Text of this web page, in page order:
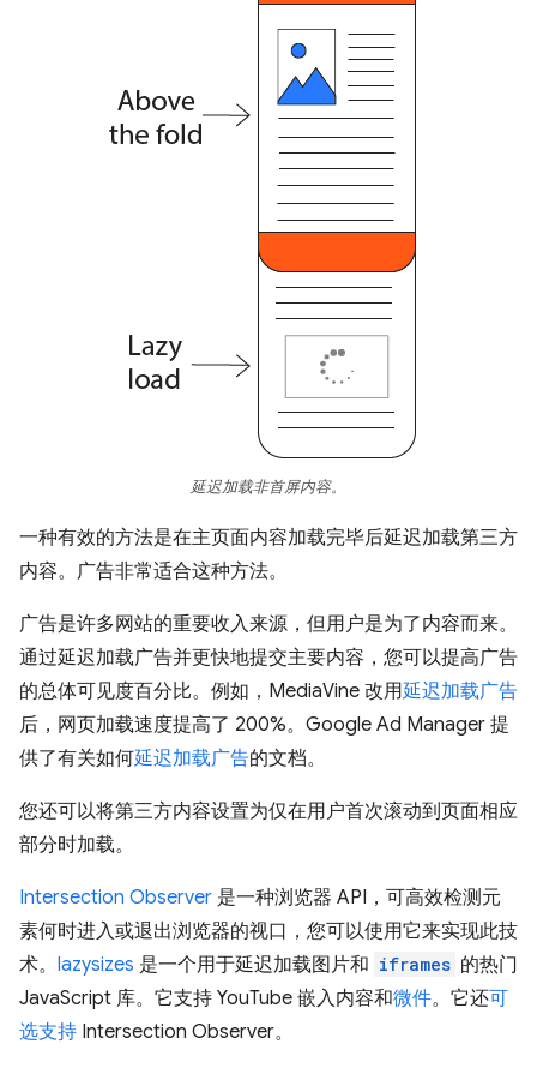
延迟加载非首屏内容。
一种有效的方法是在主页面内容加载完毕后延迟加载第三方
内容。广告非常适合这种方法。
广告是许多网站的重要收入来源，但用户是为了内容而来。
通过延迟加载广告并更快地提交主要内容，您可以提高广告
的总体可见度百分比。例如，MediaVine 改用延迟加载广告
后，网页加载速度提高了 200%。Google Ad Manager 提
供了有关如何延迟加载广告的文档。
您还可以将第三方内容设置为仅在用户首次滚动到页面相应
部分时加载。
Intersection Observer 是一种浏览器 API，可高效检测元
素何时进入或退出浏览器的视口，您可以使用它来实现此技
术。 lazysizes 是一个用于延迟加载图片和 iframes 的热门
JavaScript 库。它支持 YouTube 嵌入内容和微件。它还可
选支持 Intersection Observer。